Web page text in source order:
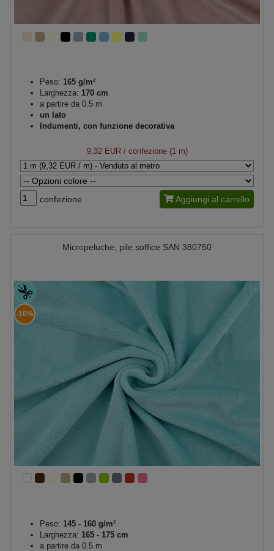
Peso: 165 g/m²
Larghezza: 170 cm
a partire da 0.5 m
un lato
Indumenti, con funzione decorativa
9,32 EUR/ confezione (1 m)
confezione Aggiungi al carrello
Micropeluche, pile soffice SAN 380750
-10%
Peso: 145 - 160 g/m²
Larghezza: 165 - 175 cm
a partire da 0.5 m